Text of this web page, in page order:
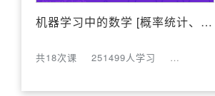
机器学习中的数学 [概率统计、矩阵、凸优化等]
共18次课 251499人学习 评论数:118